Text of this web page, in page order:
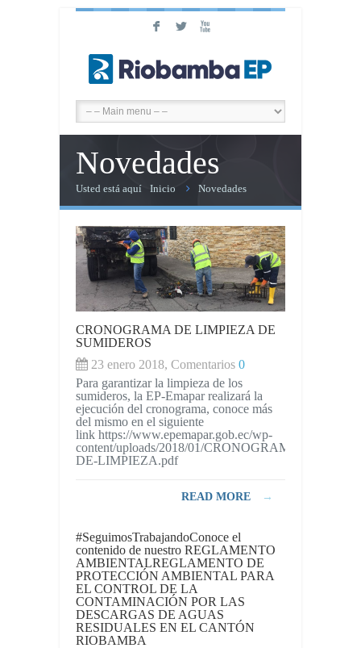
F L X
Novedades
Usted está aquí Inicio Novedades
CRONOGRAMA DE LIMPIEZA DE
SUMIDEROS
23 enero 2018, Comentarios 0
Para garantizar la limpieza de los
sumideros, la EP-Emapar realizará la
ejecución del cronograma, conoce más
del mismo en el siguiente
link https://www.epemapar.gob.ec/wp-
content/uploads/2018/01/CRONOGRAMA-
DE-LIMPIEZA.pdf
READ MORE →
#SeguimosTrabajandoConoce el
contenido de nuestro REGLAMENTO
AMBIENTALREGLAMENTO DE
PROTECCIÓN AMBIENTAL PARA
EL CONTROL DE LA
CONTAMINACIÓN POR LAS
DESCARGAS DE AGUAS
RESIDUALES EN EL CANTÓN
RIOBAMBA